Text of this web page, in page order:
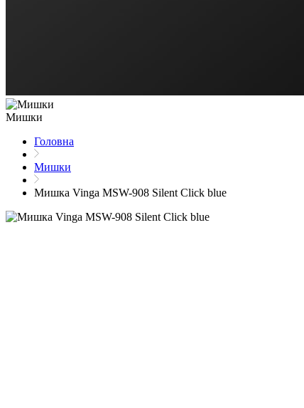
Мишки
Головна
Мишки
Мишка Vinga MSW-908 Silent Click blue